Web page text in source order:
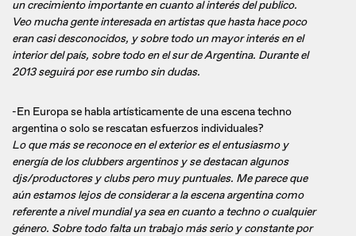
un crecimiento importante en cuanto al interés del publico.
Veo mucha gente interesada en artistas que hasta hace poco
eran casi desconocidos, y sobre todo un mayor interés en el
interior del país, sobre todo en el sur de Argentina. Durante el
2013 seguirá por ese rumbo sin dudas.
-En Europa se habla artísticamente de una escena techno
argentina o solo se rescatan esfuerzos individuales?
Lo que más se reconoce en el exterior es el entusiasmo y
energía de los clubbers argentinos y se destacan algunos
djs/productores y clubs pero muy puntuales. Me parece que
aún estamos lejos de considerar a la escena argentina como
referente a nivel mundial ya sea en cuanto a techno o cualquier
género. Sobre todo falta un trabajo más serio y constante por